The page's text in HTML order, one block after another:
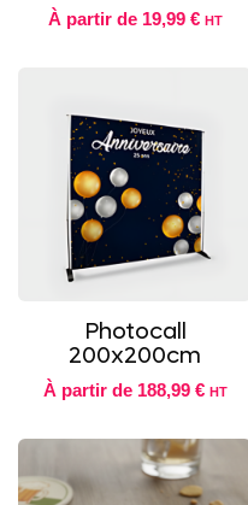
À partir de 19,99 € HT
Photocall
200x200cm
À partir de 188,99 € HT